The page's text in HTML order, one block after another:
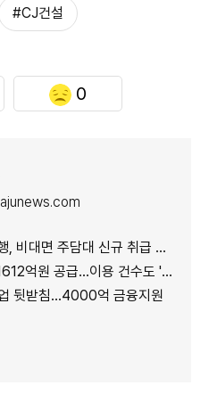
#CJ건설
0
대면 주담대 신규 취급 중단
원 공급…이용 건수도 '역대 최대'
뒷받침…4000억 금융지원